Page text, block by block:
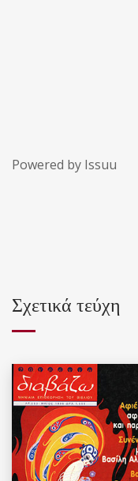
Powered by Issuu
Σχετικά τεύχη